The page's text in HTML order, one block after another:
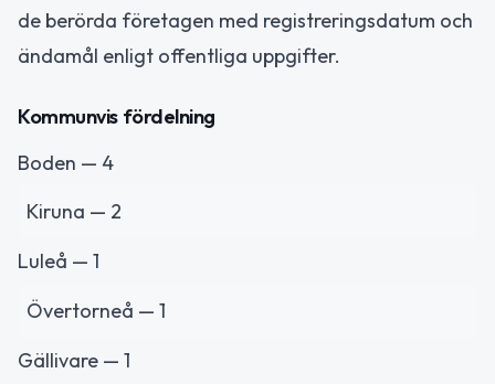
de berörda företagen med registreringsdatum och
ändamål enligt offentliga uppgifter.
Kommunvis fördelning
Boden — 4
Kiruna — 2
Luleå — 1
Övertorneå — 1
Gällivare — 1